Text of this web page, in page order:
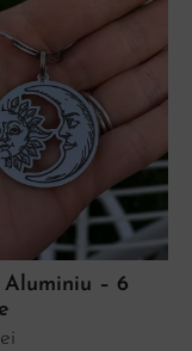
Aluminiu – 6